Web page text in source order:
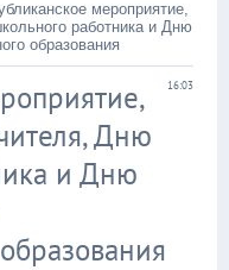
мероприятие,
работника и Дню
образования
16:03
Дню
и Дню